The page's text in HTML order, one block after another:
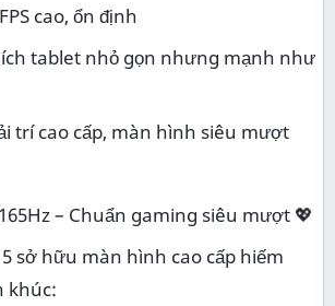
cao, ổn định
tablet nhỏ gọn nhưng mạnh như
trí cao cấp, màn hình siêu mượt
– Chuẩn gaming siêu mượt 💖
sở hữu màn hình cao cấp hiếm
khúc: